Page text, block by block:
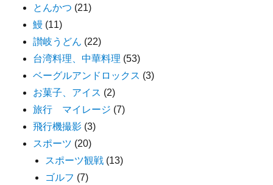
とんかつ (21)
鰻 (11)
讃岐うどん (22)
台湾料理、中華料理 (53)
ベーグルアンドロックス (3)
お菓子、アイス (2)
旅行 マイレージ (7)
飛行機撮影 (3)
スポーツ (20)
スポーツ観戦 (13)
ゴルフ (7)